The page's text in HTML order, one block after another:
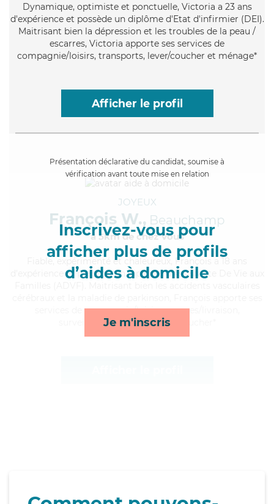
Dynamique, optimiste et ponctuelle, Victoria a 23 ans
d'expérience et possède un diplôme d'Etat d'infirmier (DEI).
Maitrisant bien la dépression et les troubles de la peau /
escarres, Victoria apporte ses services de
compagnie/loisirs, transports, lever/coucher et ménage*
Afficher le profil
Présentation déclarative du candidat, soumise à
vérification avant toute mise en relation
Inscrivez-vous pour
afficher plus de profils
d’aides à domicile
Je m'inscris
JOYEUX
François W., Beauchamp
à 5km de chez Vous
, expérimenté et chaleureux, François a 18 ans
d'expérience et possède un diplôme d'Assistante De Vie aux
services de compagnie/loisirs, courses/livraison,
surveillance de nuit et lever/coucher*